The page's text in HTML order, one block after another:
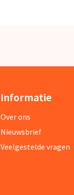
Informatie
Over ons
Nieuwsbrief
Veelgestelde vragen